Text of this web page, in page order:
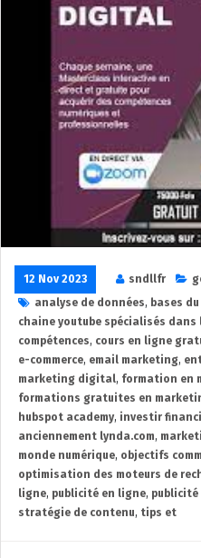
12 Nov 2023 sndllfr
analyse de données, bases
chaine youtube spécialisés
compétences, cours en ligne
e-commerce, email marketing,
marketing digital, formation en
formations gratuites en
hubspot academy, investir
anciennement lynda.com,
monde numérique, objectifs
optimisation des moteurs de
ligne, publicité en ligne, publicité
stratégie de contenu, tips et